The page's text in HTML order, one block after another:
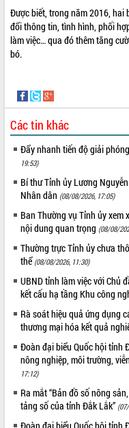
Bàn giải pháp tháo gỡ khó khăn
xuất khẩu sầu riêng và triển khai
định EUDR
Thứ trưởng Bộ Nông nghiệp và Môi
sầu riêng tại Đắk Lắk
Trình diễn nghệ thuật chế biến các
món ăn từ sầu riêng
Đắk Lắk công bố Quy hoạch và xúc
tiến đầu tư tỉnh
Ngành cá ngừ Đắk Lắk chủ động
ứng để giữ vững thị trường xuất
Diễn đàn Kinh tế tư nhân Việt Nam
phá cơ chế - Hợp tác công tư
Đề án 06 tạo bước ngoặt đột phá
cải cách hành chính tỉnh Đắk Lắk
Kết nối tour, đẩy mạnh chuyển đổi
để phát triển du lịch Đắk Lắk
Khởi động Dự án Đầu tư xây
tầng kỹ thuật Cụm công nghiệp
Tiến
Gặp mặt các cơ quan báo chí
niệm 101 năm Ngày Báo chí Cách
mạng Việt Nam
Đắk Lắk sơ kết 4 năm triển khai
hiện Đề án 06 của Chính phủ
Họp báo thông tin về Hội nghị Công
Tất cả: 66089446
Được biết, trong năm 2016, hai
đổi thông tin, tình hình, phối
làm việc… qua đó thêm tăng
bó.
Các tin khác
Đẩy nhanh tiến độ giải
19:53)
Bí thư Tỉnh ủy Lương
Nhân dân (08/08/2026, 17:05)
Ban Thường vụ Tỉnh ủy xem
nội dung quan trọng (08/08/
Thường trực Tỉnh ủy chưa
thể (08/08/2026, 11:30)
UBND tỉnh làm việc với Chủ
kết cấu hạ tầng Khu công
Rà soát hiệu quả ứng dụng
thương mại hóa kết quả
Đoàn đại biểu Quốc hội tỉnh
nông nghiệp, môi trường,
17:12)
Ra mắt “Bản đồ số nông
tảng số của tỉnh Đắk Lắk”